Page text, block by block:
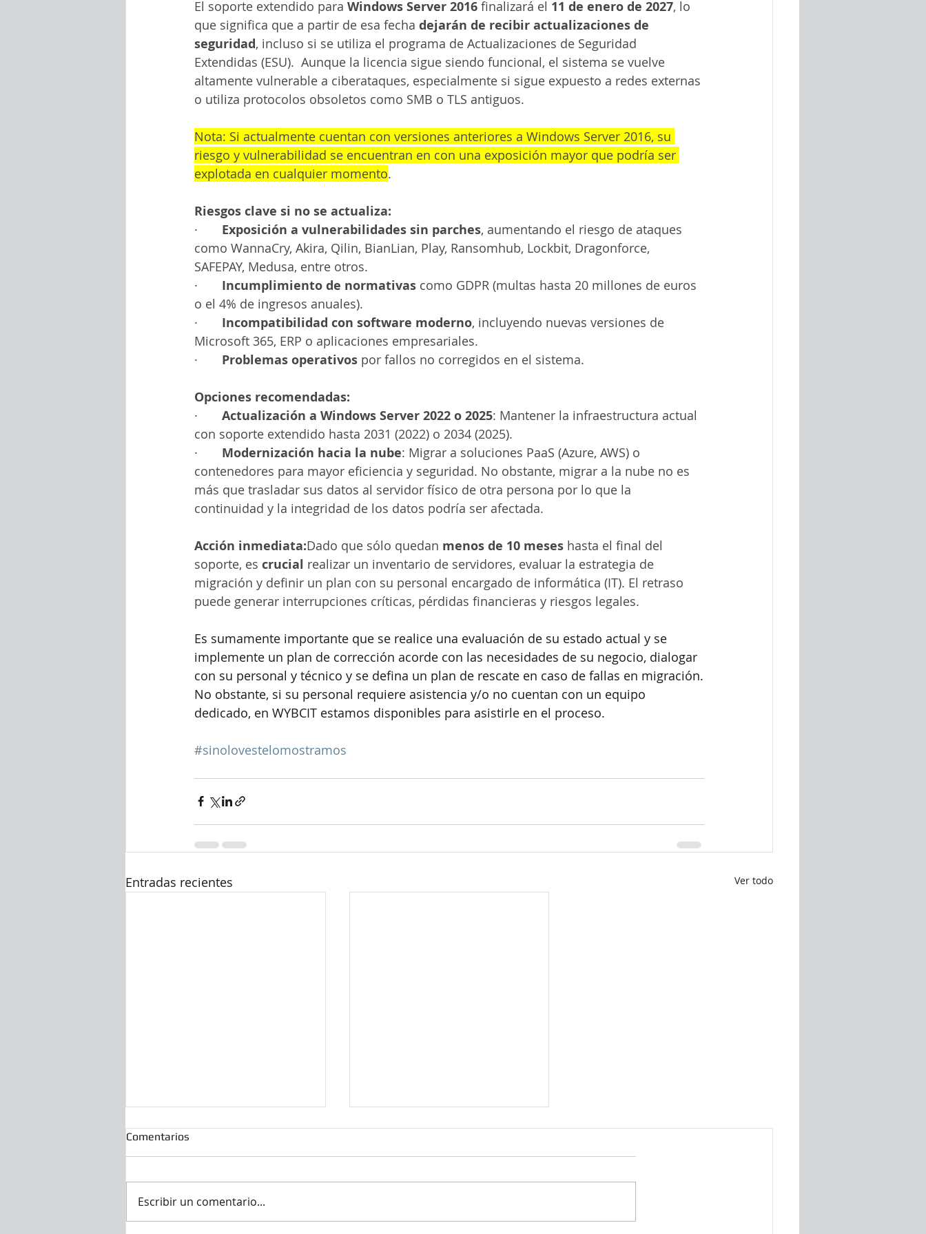
El soporte extendido para Windows Server 2016 finalizará el 11 de enero de 2027, lo
que significa que a partir de esa fecha dejarán de recibir actualizaciones de
seguridad, incluso si se utiliza el programa de Actualizaciones de Seguridad
Extendidas (ESU).  Aunque la licencia sigue siendo funcional, el sistema se vuelve
altamente vulnerable a ciberataques, especialmente si sigue expuesto a redes externas
o utiliza protocolos obsoletos como SMB o TLS antiguos.
Nota: Si actualmente cuentan con versiones anteriores a Windows Server 2016, su
riesgo y vulnerabilidad se encuentran en con una exposición mayor que podría ser
explotada en cualquier momento.
Riesgos clave si no se actualiza:
· Exposición a vulnerabilidades sin parches, aumentando el riesgo de ataques
como WannaCry, Akira, Qilin, BianLian, Play, Ransomhub, Lockbit, Dragonforce,
SAFEPAY, Medusa, entre otros.
· Incumplimiento de normativas como GDPR (multas hasta 20 millones de euros
o el 4% de ingresos anuales).
· Incompatibilidad con software moderno, incluyendo nuevas versiones de
Microsoft 365, ERP o aplicaciones empresariales.
· Problemas operativos por fallos no corregidos en el sistema.
Opciones recomendadas:
· Actualización a Windows Server 2022 o 2025: Mantener la infraestructura actual
con soporte extendido hasta 2031 (2022) o 2034 (2025).
· Modernización hacia la nube: Migrar a soluciones PaaS (Azure, AWS) o
contenedores para mayor eficiencia y seguridad. No obstante, migrar a la nube no es
más que trasladar sus datos al servidor físico de otra persona por lo que la
continuidad y la integridad de los datos podría ser afectada.
Acción inmediata:Dado que sólo quedan menos de 10 meses hasta el final del
soporte, es crucial realizar un inventario de servidores, evaluar la estrategia de
migración y definir un plan con su personal encargado de informática (IT). El retraso
puede generar interrupciones críticas, pérdidas financieras y riesgos legales.
Es sumamente importante que se realice una evaluación de su estado actual y se
implemente un plan de corrección acorde con las necesidades de su negocio, dialogar
con su personal y técnico y se defina un plan de rescate en caso de fallas en migración.
No obstante, si su personal requiere asistencia y/o no cuentan con un equipo
dedicado, en WYBCIT estamos disponibles para asistirle en el proceso.
#sinolovestelomostramos
Entradas recientes Ver todo
Comentarios
Escribir un comentario...